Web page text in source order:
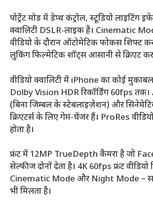
पोर्ट्रेट मोड में डेप्थ कंट्रोल, स्टूडियो
क्वालिटी DSLR-लाइक है। Cinematic
वीडियो के दौरान ऑटोमेटिक फोकस शिफ्ट
लुकिंग फिल्मेटिक शॉट्स आसानी से क्रिएट
वीडियो क्वालिटी में iPhone का कोई
Dolby Vision HDR रिकॉर्डिंग 60fps
(बिना जिम्बल के स्टेबलाइज़ेशन) और
क्रिएटर्स के लिए गेम-चेंजर हैं। ProRes वीडियो
होता है।
फ्रंट में 12MP TrueDepth कैमरा है जो
सेल्फीज दोनों देता है। 4K 60fps फ्रंट वीडियो
Cinematic Mode और Night Mode –
भी मिलता है।